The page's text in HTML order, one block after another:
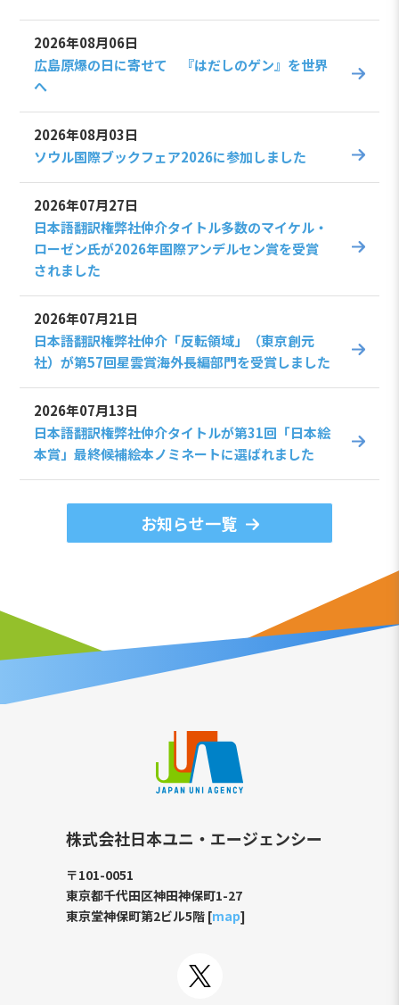
2026年08月06日
広島原爆の日に寄せて 『はだしのゲン』を世界
へ
2026年08月03日
ソウル国際ブックフェア2026に参加しました
2026年07月27日
日本語翻訳権弊社仲介タイトル多数のマイケル・
ローゼン氏が2026年国際アンデルセン賞を受賞
されました
2026年07月21日
日本語翻訳権弊社仲介「反転領域」（東京創元
社）が第57回星雲賞海外長編部門を受賞しました
2026年07月13日
日本語翻訳権弊社仲介タイトルが第31回「日本絵
本賞」最終候補絵本ノミネートに選ばれました
お知らせ一覧
株式会社日本ユニ・エージェンシー
〒101-0051
東京都千代田区神田神保町1-27
東京堂神保町第2ビル5階 [map]